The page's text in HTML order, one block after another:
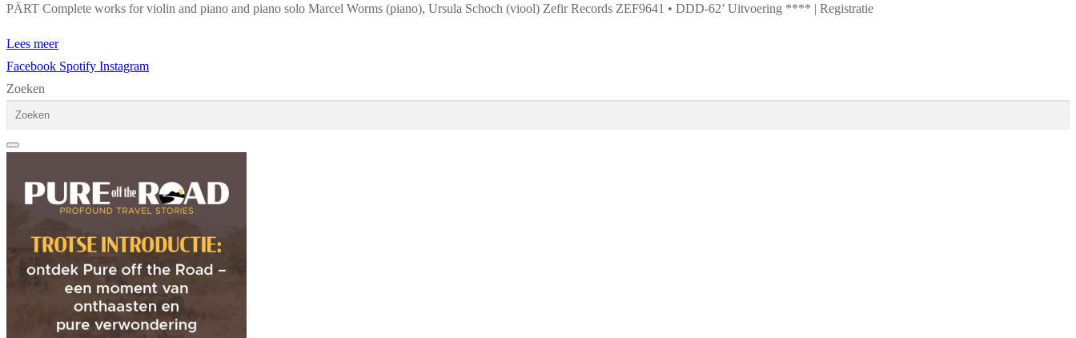
PÄRT Complete works for violin and piano and piano solo Marcel Worms (piano), Ursula Schoch (viool) Zefir Records ZEF9641 • DDD-62’ Uitvoering **** | Registratie
Lees meer
Facebook Spotify Instagram
Zoeken